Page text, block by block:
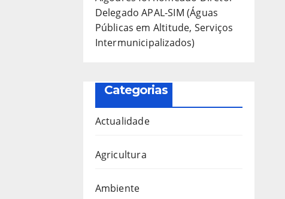
Delegado APAL-SIM (Águas
Públicas em Altitude, Serviços
Intermunicipalizados)
Categorias
Actualidade
Agricultura
Ambiente